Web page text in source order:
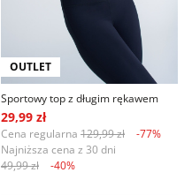
OUTLET
Sportowy top z długim rękawem
29,99 zł
Cena regularna 129,99 zł
-77%
Najniższa cena z 30 dni
49,99 zł
-40%